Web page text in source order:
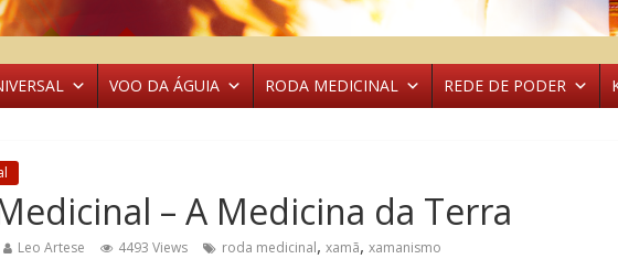
VOO DA ÁGUIA RODA MEDICINAL REDE DE PODER
– A Medicina da Terra
Leo Artese 4493 Views roda medicinal, xamã, xamanismo